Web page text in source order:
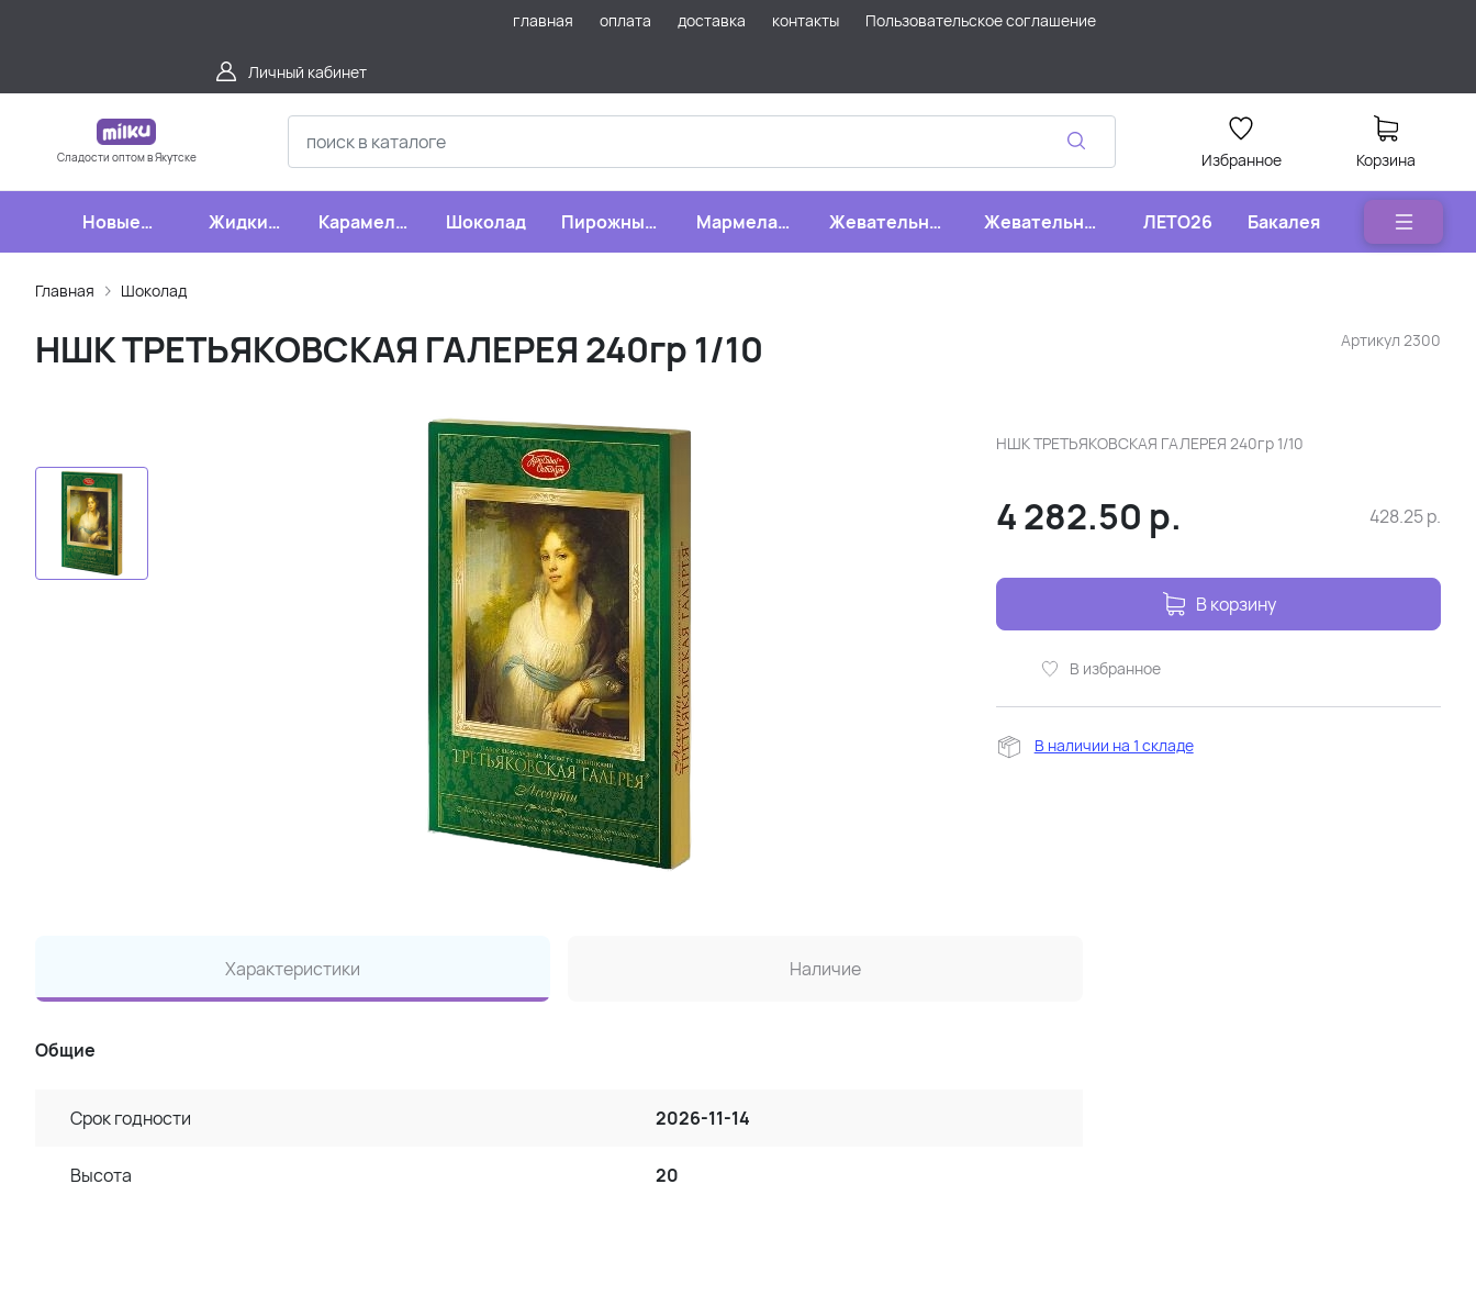
главная оплата доставка контакты Пользовательское соглашение
Личный кабинет
Сладости оптом в Якутске Избранное Корзина
Новые
поступления
Жидкие
конфеты
Карамель,
леденцы,
Шоколад
Пирожные,
бисквиты,
Мармелад,
зефир,
Жевательная
резинка
Жевательные
конфеты
ЛЕТО26 Бакалея
Главная Шоколад
Артикул 2300
НШК ТРЕТЬЯКОВСКАЯ ГАЛЕРЕЯ 240гр 1/10
НШК ТРЕТЬЯКОВСКАЯ ГАЛЕРЕЯ 240гр 1/10
4 282.50 р. 428.25р.
В корзину
В избранное
В наличии на 1 складе
Характеристики Наличие
Общие
Срок годности 2026-11-14
Высота 20